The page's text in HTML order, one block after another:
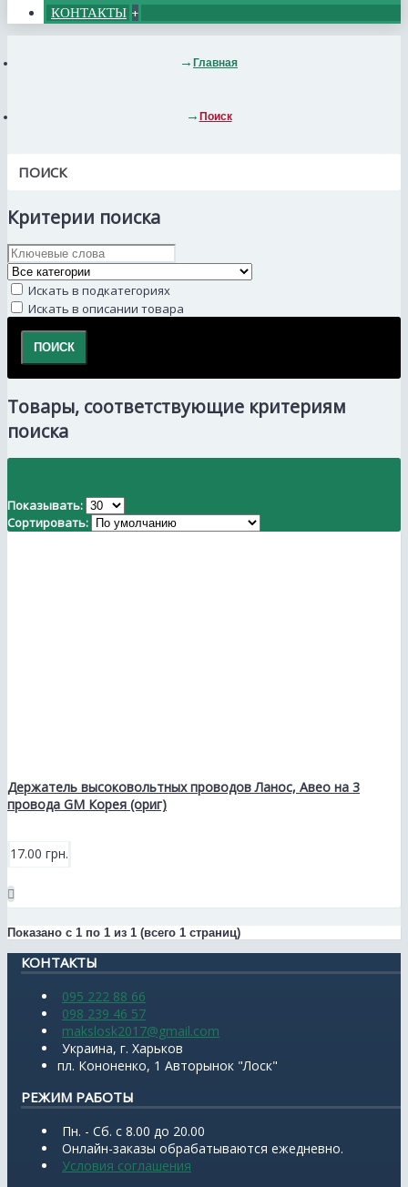
КОНТАКТЫ +
Главная
Поиск
ПОИСК
Критерии поиска
Искать в подкатегориях
Искать в описании товара
Товары, соответствующие критериям
поиска
Показывать:
Сортировать:
Держатель высоковольтных проводов Ланос, Авео на 3
провода GM Корея (ориг)
17.00 грн.
Показано с 1 по 1 из 1 (всего 1 страниц)
КОНТАКТЫ
095 222 88 66
098 239 46 57
makslosk2017@gmail.com
Украина, г. Харьков
пл. Кононенко, 1 Авторынок "Лоск"
РЕЖИМ РАБОТЫ
Пн. - Сб. с 8.00 до 20.00
Онлайн-заказы обрабатываются ежедневно.
Условия соглашения